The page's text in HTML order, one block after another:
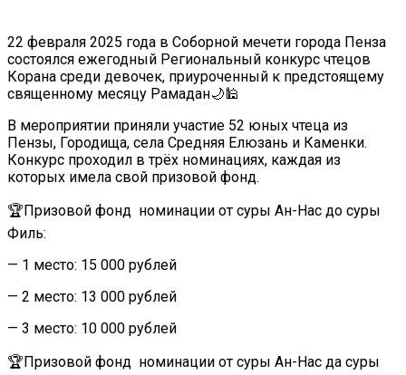
22 февраля 2025 года в Соборной мечети города Пенза
состоялся ежегодный Региональный конкурс чтецов
Корана среди девочек, приуроченный к предстоящему
священному месяцу Рамадан🌙🕌
В мероприятии приняли участие 52 юных чтеца из
Пензы, Городища, села Средняя Елюзань и Каменки.
Конкурс проходил в трёх номинациях, каждая из
которых имела свой призовой фонд.
🏆Призовой фонд номинации от суры Ан-Нас до суры
Филь:
— 1 место: 15 000 рублей
— 2 место: 13 000 рублей
— 3 место: 10 000 рублей
🏆Призовой фонд номинации от суры Ан-Нас да суры